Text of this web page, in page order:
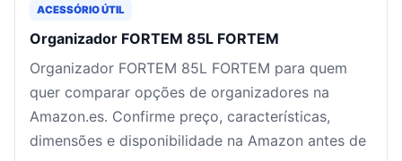
ACESSÓRIO ÚTIL
Organizador FORTEM 85L FORTEM
Organizador FORTEM 85L FORTEM para quem
quer comparar opções de organizadores na
Amazon.es. Confirme preço, características,
dimensões e disponibilidade na Amazon antes de